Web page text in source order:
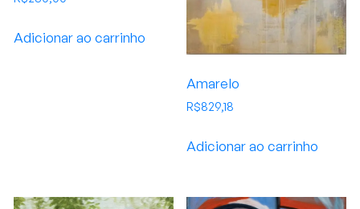
Adicionar ao carrinho
Amarelo
R$829,18
Adicionar ao carrinho